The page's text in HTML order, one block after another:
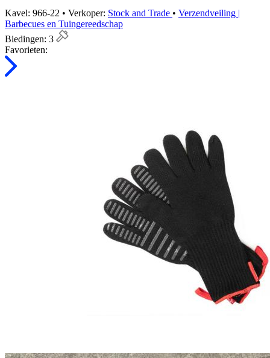
Kavel: 966-22 • Verkoper: Stock and Trade • Verzendveiling |
Barbecues en Tuingereedschap
Biedingen: 3
Favorieten: